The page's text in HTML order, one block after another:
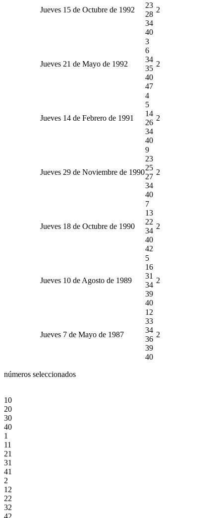
Jueves 15 de Octubre de 1992
23
28
34
40
2
Jueves 21 de Mayo de 1992
3
6
34
35
40
47
2
Jueves 14 de Febrero de 1991
4
5
14
26
34
40
2
Jueves 29 de Noviembre de 1990
9
23
25
27
34
40
2
Jueves 18 de Octubre de 1990
7
13
22
34
40
42
2
Jueves 10 de Agosto de 1989
5
16
31
34
39
40
2
Jueves 7 de Mayo de 1987
12
33
34
36
39
40
2
números seleccionados
10
20
30
40
1
11
21
31
41
2
12
22
32
42